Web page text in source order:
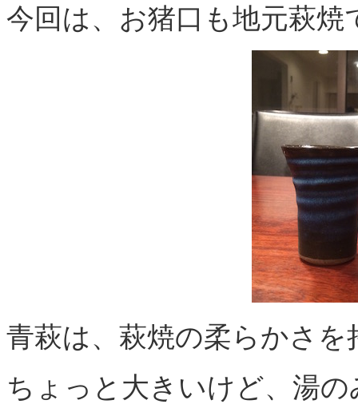
今回は、お猪口も地元萩焼
青萩は、萩焼の柔らかさ
ちょっと大きいけど、湯